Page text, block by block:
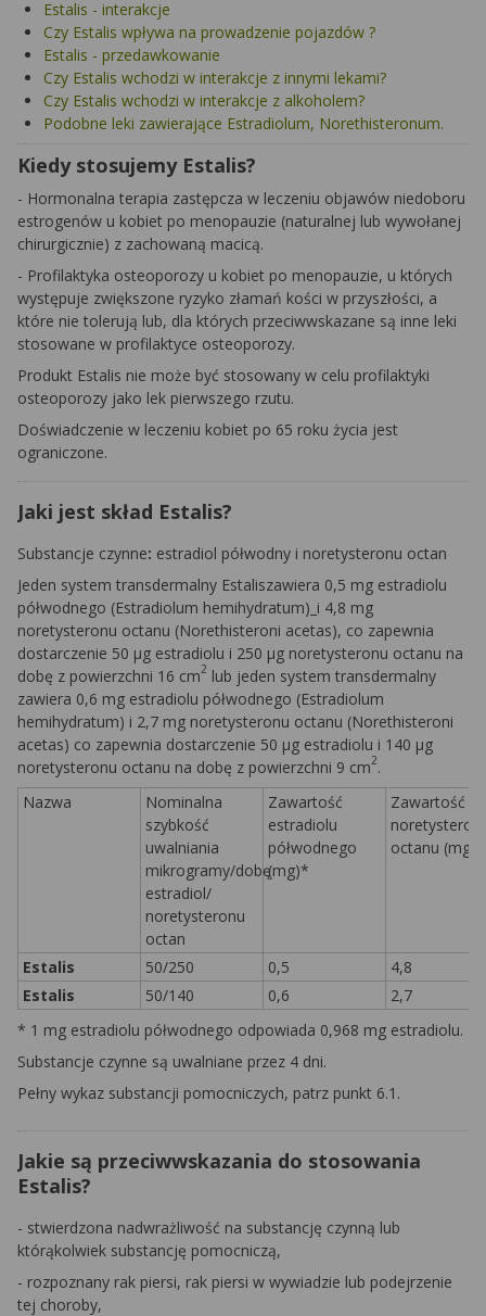
Estalis - interakcje
Czy Estalis wpływa na prowadzenie pojazdów ?
Estalis - przedawkowanie
Czy Estalis wchodzi w interakcje z innymi lekami?
Czy Estalis wchodzi w interakcje z alkoholem?
Podobne leki zawierające Estradiolum, Norethisteronum.
Kiedy stosujemy Estalis?
- Hormonalna terapia zastępcza w leczeniu objawów niedoboru
estrogenów u kobiet po menopauzie (naturalnej lub wywołanej
chirurgicznie) z zachowaną macicą.
- Profilaktyka osteoporozy u kobiet po menopauzie, u których
występuje zwiększone ryzyko złamań kości w przyszłości, a
które nie tolerują lub, dla których przeciwwskazane są inne leki
stosowane w profilaktyce osteoporozy.
Produkt Estalis nie może być stosowany w celu profilaktyki
osteoporozy jako lek pierwszego rzutu.
Doświadczenie w leczeniu kobiet po 65 roku życia jest
ograniczone.
Jaki jest skład Estalis?
Substancje czynne: estradiol półwodny i noretysteronu octan
Jeden system transdermalny Estaliszawiera 0,5 mg estradiolu
półwodnego (Estradiolum hemihydratum)_ i 4,8 mg
noretysteronu octanu (Norethisteroni acetas), co zapewnia
dostarczenie 50 µg estradiolu i 250 µg noretysteronu octanu na
dobę z powierzchni 16 cm2 lub jeden system transdermalny
zawiera 0,6 mg estradiolu półwodnego (Estradiolum
hemihydratum) i 2,7 mg noretysteronu octanu (Norethisteroni
acetas) co zapewnia dostarczenie 50 µg estradiolu i 140 µg
noretysteronu octanu na dobę z powierzchni 9 cm2.
Nazwa
Nominalna
szybkość
uwalniania
mikrogramy/dobę
estradiol/
noretysteronu
octan
Zawartość
estradiolu
półwodnego
(mg)*
Zawartość
octanu (mg)
Estalis 50/250 0,5
4,8
Estalis
50/140 0,6
2,7
* 1 mg estradiolu półwodnego odpowiada 0,968 mg estradiolu.
Substancje czynne są uwalniane przez 4 dni.
Pełny wykaz substancji pomocniczych, patrz punkt 6.1.
Jakie są przeciwwskazania do stosowania
Estalis?
- stwierdzona nadwrażliwość na substancję czynną lub
którąkolwiek substancję pomocniczą,
- rozpoznany rak piersi, rak piersi w wywiadzie lub podejrzenie
tej choroby,